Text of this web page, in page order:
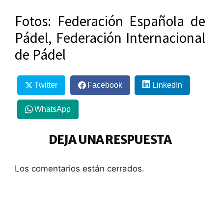
Fotos: Federación Española de
Pádel, Federación Internacional
de Pádel
Twitter Facebook LinkedIn
WhatsApp
DEJA UNA RESPUESTA
Los comentarios están cerrados.